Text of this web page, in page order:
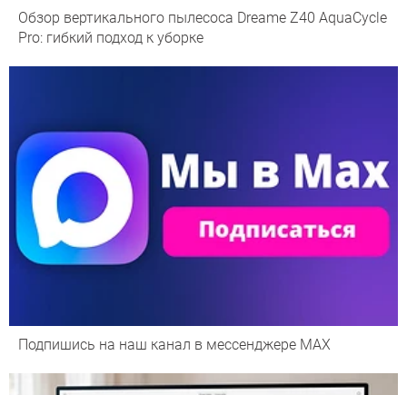
Обзор вертикального пылесоса Dreame Z40 AquaCycle
Pro: гибкий подход к уборке
Подпишись на наш канал в мессенджере МАХ